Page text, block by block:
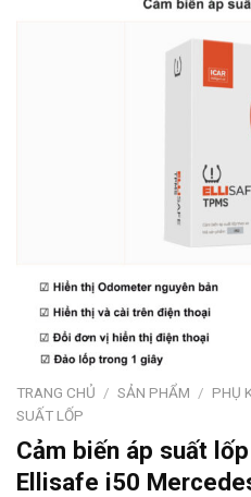
TRANG CHỦ / SẢN PHẨM / PHỤ
SUẤT LỐP
Cảm biến áp suất
Ellisafe i50